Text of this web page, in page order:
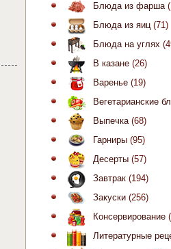
Блюда из фарша
Блюда из яиц(71)
Блюда на углях
В казане (26)
Варенье (19)
Вегетарианские
Выпечка(68)
Гарниры (95)
Десерты (57)
Завтрак (194)
Закуски (256)
Консервирование
Литературные